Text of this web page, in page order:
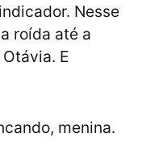
Nesse
roída até a
E
menina.